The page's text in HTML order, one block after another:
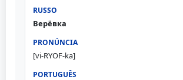
Верёвка
[vi-RYOF-ka]